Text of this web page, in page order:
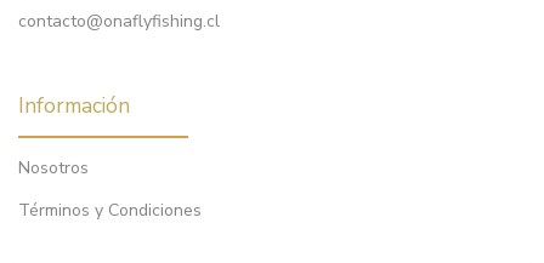
contacto@onaflyfishing.cl
Información
Nosotros
Términos y Condiciones